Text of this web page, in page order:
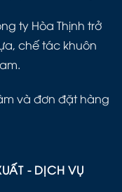
ty Hòa Thịnh trở
chế tác khuôn
và đơn đặt hàng
- DỊCH VỤ